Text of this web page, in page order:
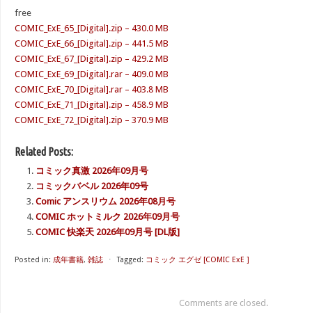
free
COMIC_ExE_65_[Digital].zip – 430.0 MB
COMIC_ExE_66_[Digital].zip – 441.5 MB
COMIC_ExE_67_[Digital].zip – 429.2 MB
COMIC_ExE_69_[Digital].rar – 409.0 MB
COMIC_ExE_70_[Digital].rar – 403.8 MB
COMIC_ExE_71_[Digital].zip – 458.9 MB
COMIC_ExE_72_[Digital].zip – 370.9 MB
Related Posts:
コミック真激 2026年09月号
コミックバベル 2026年09号
Comic アンスリウム 2026年08月号
COMIC ホットミルク 2026年09月号
COMIC 快楽天 2026年09月号 [DL版]
Posted in: 成年書籍, 雑誌 ⋅ Tagged: コミック エグゼ [COMIC ExE ]
Comments are closed.